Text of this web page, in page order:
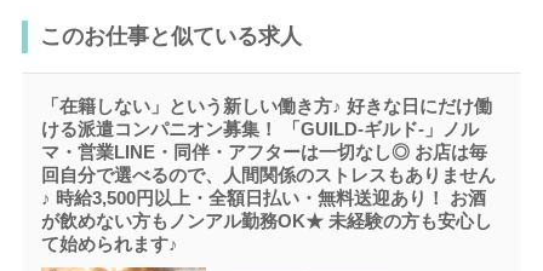
このお仕事と似ている求人
「在籍しない」という新しい働き方♪ 好きな日にだけ働
ける派遣コンパニオン募集！ 「GUILD-ギルド‐」ノル
マ・営業LINE・同伴・アフターは一切なし◎ お店は毎
回自分で選べるので、人間関係のストレスもありません
♪ 時給3,500円以上・全額日払い・無料送迎あり！ お酒
が飲めない方もノンアル勤務OK★ 未経験の方も安心し
て始められます♪